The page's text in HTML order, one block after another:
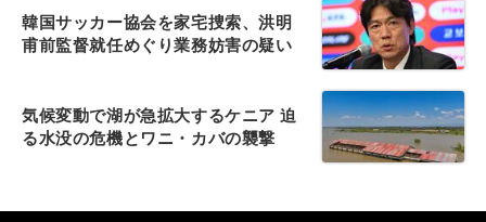
韓国サッカー協会を家宅捜索、洪明
甫前監督就任めぐり業務妨害の疑い
気候変動で湖が急拡大するケニア 迫
る水没の危機とワニ・カバの襲撃